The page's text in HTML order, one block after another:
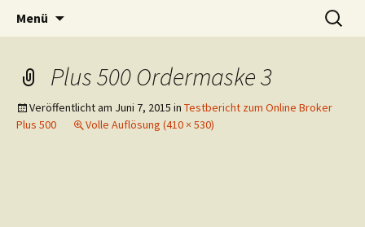
Technischer Börsenhandel
Silent Subliminals und Unterbewusstsein
Menü
Suchen
nach:
Plus 500 Ordermaske 3
Veröffentlicht am Juni 7, 2015 in Testbericht zum Online Broker
Plus 500
Volle Auflösung (410 × 530)